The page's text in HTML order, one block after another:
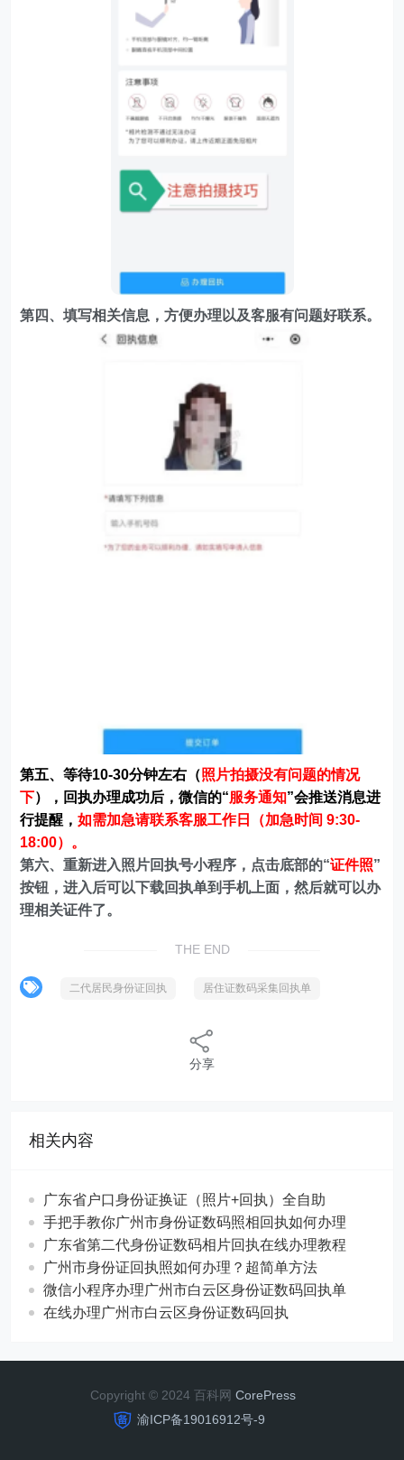
第四、填写相关信息，方便办理以及客服有问题好联系。
第五、等待10-30分钟左右（照片拍摄没有问题的情况
下），回执办理成功后，微信的“服务通知”会推送消息进
行提醒，如需加急请联系客服工作日（加急时间 9:30-
18:00）。
第六、重新进入照片回执号小程序，点击底部的“证件照”
按钮，进入后可以下载回执单到手机上面，然后就可以办
理相关证件了。
THE END
二代居民身份证回执 居住证数码采集回执单
分享
相关内容
广东省户口身份证换证（照片+回执）全自助
手把手教你广州市身份证数码照相回执如何办理
广东省第二代身份证数码相片回执在线办理教程
广州市身份证回执照如何办理？超简单方法
微信小程序办理广州市白云区身份证数码回执单
在线办理广州市白云区身份证数码回执
Copyright © 2024 百科网 CorePress
渝ICP备19016912号-9